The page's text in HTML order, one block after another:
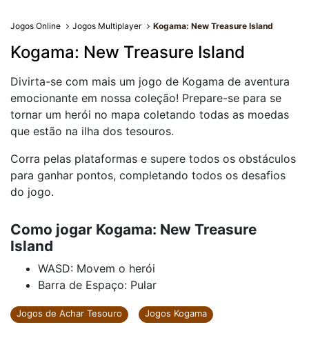
Jogos Online Jogos Multiplayer Kogama: New Treasure Island
Kogama: New Treasure Island
Divirta-se com mais um jogo de Kogama de aventura
emocionante em nossa coleção! Prepare-se para se
tornar um herói no mapa coletando todas as moedas
que estão na ilha dos tesouros.
Corra pelas plataformas e supere todos os obstáculos
para ganhar pontos, completando todos os desafios
do jogo.
Como jogar Kogama: New Treasure
Island
WASD: Movem o herói
Barra de Espaço: Pular
Jogos de Achar Tesouro Jogos Kogama